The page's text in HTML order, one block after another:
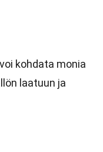
kohdata monia
laatuun ja